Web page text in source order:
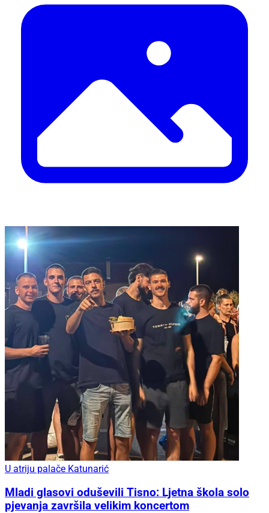
U atriju palače Katunarić
Mladi glasovi oduševili Tisno: Ljetna škola solo
pjevanja završila velikim koncertom